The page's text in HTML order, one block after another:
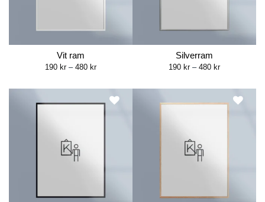
Vit ram
190 kr – 480 krPrice
through
480 kr
Silverram
190 kr – 480 krPrice
through
480 kr